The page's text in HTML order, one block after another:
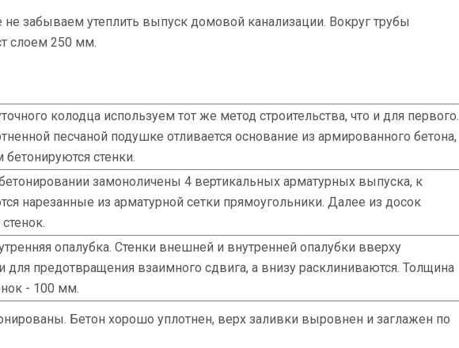
забываем утеплить выпуск домовой канализации. Вокруг трубы
слоем 250 мм.
колодца используем тот же метод строительства, что и для первого.
песчаной подушке отливается основание из армированного бетона,
бетонируются стенки.
замоноличены 4 вертикальных арматурных выпуска, к
нарезанные из арматурной сетки прямоугольники. Далее из досок
опалубка. Стенки внешней и внутренней опалубки вверху
для предотвращения взаимного сдвига, а внизу расклиниваются. Толщина
- 100 мм.
Бетон хорошо уплотнен, верх заливки выровнен и заглажен по